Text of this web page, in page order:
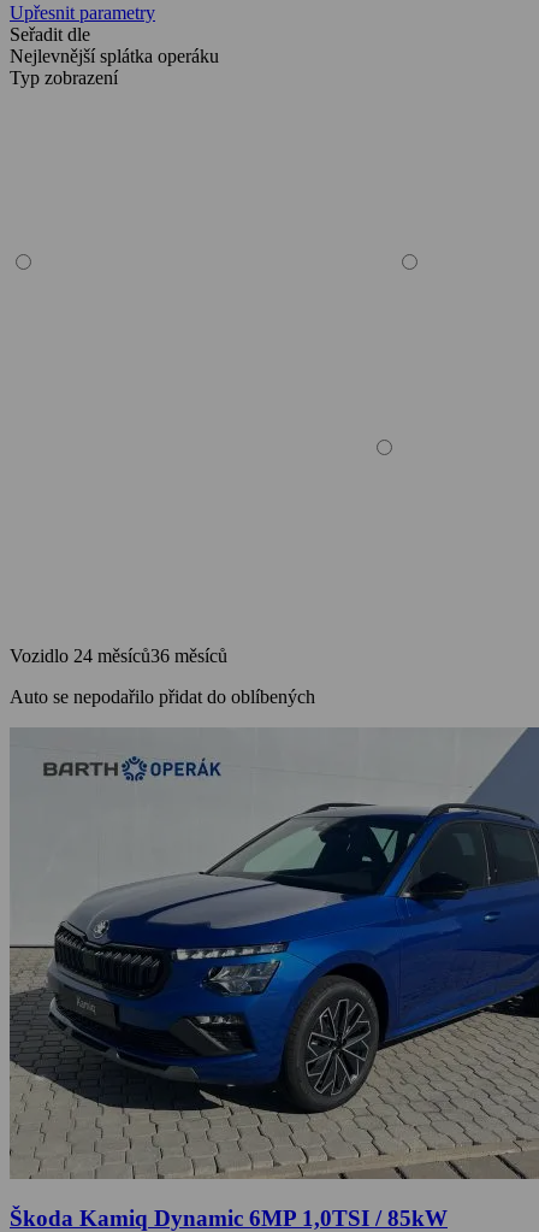
Upřesnit parametry
Seřadit dle
Nejlevnější splátka operáku
Typ zobrazení
Vozidlo 24 měsíců36 měsíců
Auto se nepodařilo přidat do oblíbených
Škoda Kamiq Dynamic 6MP 1,0TSI / 85kW